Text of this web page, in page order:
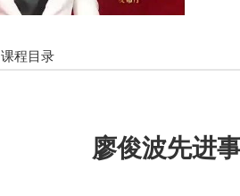
课程目录
廖俊波先进